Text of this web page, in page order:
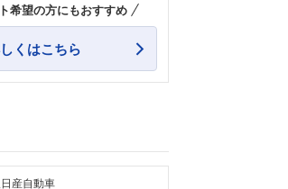
希望の方にもおすすめ
くはこちら
産自動車